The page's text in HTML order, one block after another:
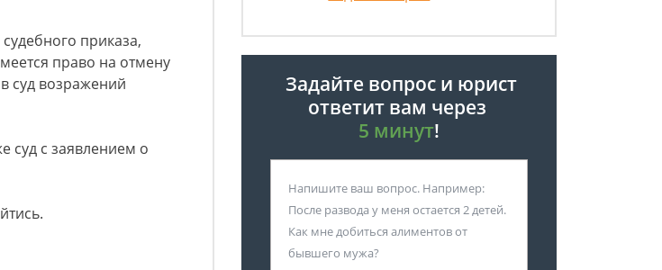
приказа,
право на отмену
суд возражений
суд с заявлением о
Задайте вопрос и юрист
ответит вам через
5 минут!